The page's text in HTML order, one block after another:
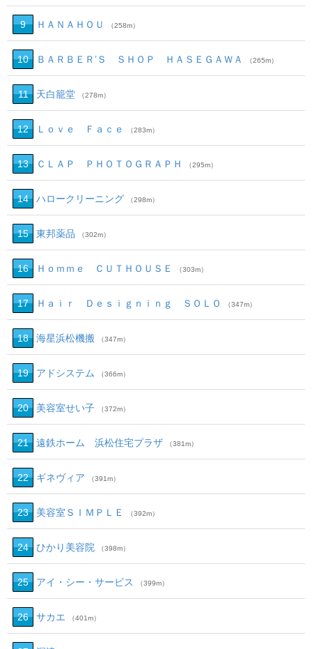
9 ＨＡＮＡＨＯＵ （258m）
10 ＢＡＲＢＥＲ’Ｓ ＳＨＯＰ ＨＡＳＥＧＡＷＡ （265m）
11 天白籠堂 （278m）
12 Ｌｏｖｅ Ｆａｃｅ （283m）
13 ＣＬＡＰ ＰＨＯＴＯＧＲＡＰＨ （295m）
14 ハロークリーニング （298m）
15 東邦薬品 （302m）
16 Ｈｏｍｍｅ ＣＵＴＨＯＵＳＥ （303m）
17 Ｈａｉｒ Ｄｅｓｉｇｎｉｎｇ ＳＯＬＯ （347m）
18 海星浜松機搬 （347m）
19 アドシステム （366m）
20 美容室せい子 （372m）
21 遠鉄ホーム 浜松住宅プラザ （381m）
22 ギネヴィア （391m）
23 美容室ＳＩＭＰＬＥ （392m）
24 ひかり美容院 （398m）
25 アイ・シー・サービス （399m）
26 サカエ （401m）